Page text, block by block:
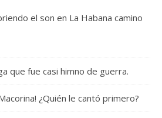
el son en La Habana camino
que fue casi himno de guerra.
¿Quién le cantó primero?